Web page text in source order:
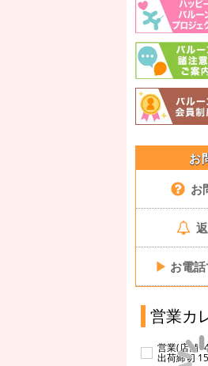
お
お
▶ お電
営業カ
営業(店舗
出荷締切